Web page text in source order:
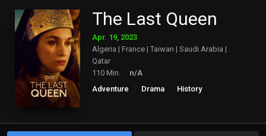
The Last Queen
Apr. 19, 2023
Algeria | France | Taiwan | Saudi Arabia |
Qatar
110 Min.
n/A
Adventure
Drama History